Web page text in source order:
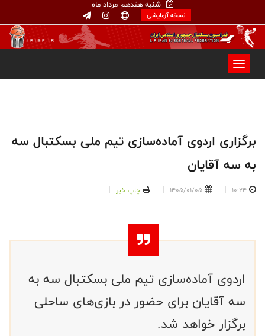
شنبه هفدهم مرداد ماه
نسخه آزمایشی
برگزاری اردوی آماده‌سازی تیم ملی بسکتبال سه
به سه آقایان
10:24
1405/01/05 چاپ خبر
اردوی آماده‌سازی تیم ملی بسکتبال سه به
سه آقایان برای حضور در بازی‌های ساحلی
برگزار خواهد شد.